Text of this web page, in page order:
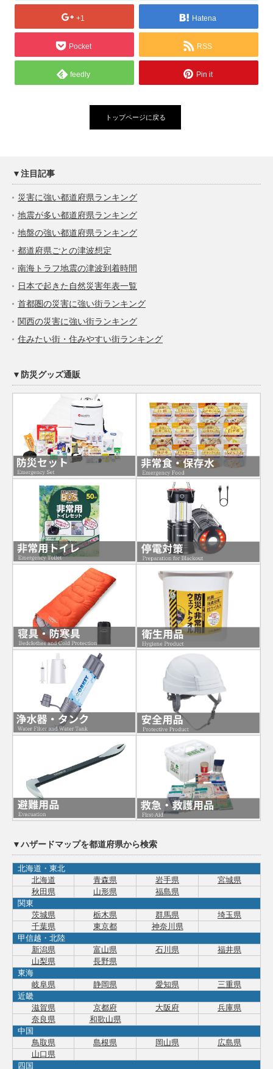
+1 Hatena
Pocket RSS
feedly Pin it
トップページに戻る
▼注目記事
災害に強い都道府県ランキング
地震が多い都道府県ランキング
地盤の強い都道府県ランキング
都道府県ごとの津波想定
南海トラフ地震の津波到着時間
日本で起きた自然災害年表一覧
首都圏の災害に強い街ランキング
関西の災害に強い街ランキング
住みたい街・住みやすい街ランキング
▼防災グッズ通販
▼ハザードマップを都道府県から検索
北海道・東北
北海道
青森県 岩手県
宮城県
秋田県
山形県
福島県
関東
茨城県
栃木県 群馬県
埼玉県
千葉県
東京都
神奈川県
甲信越・北陸
新潟県
富山県 石川県
福井県
山梨県
長野県
東海
岐阜県
静岡県 愛知県
三重県
近畿
滋賀県
京都府 大阪府
兵庫県
奈良県
和歌山県
中国
鳥取県
島根県 岡山県
広島県
山口県
四国